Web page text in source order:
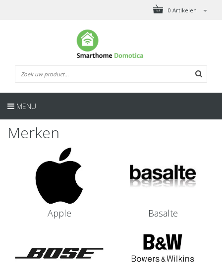
0 Artikelen
MENU
Merken
Apple Basalte